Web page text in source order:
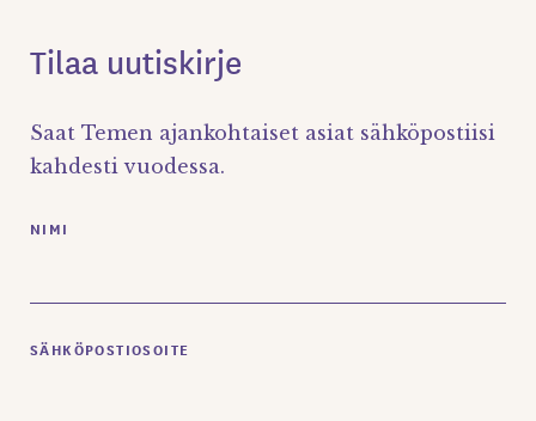
Tilaa uutiskirje
Saat Temen ajankohtaiset asiat sähköpostiisi
kahdesti vuodessa.
NIMI
SÄHKÖPOSTIOSOITE